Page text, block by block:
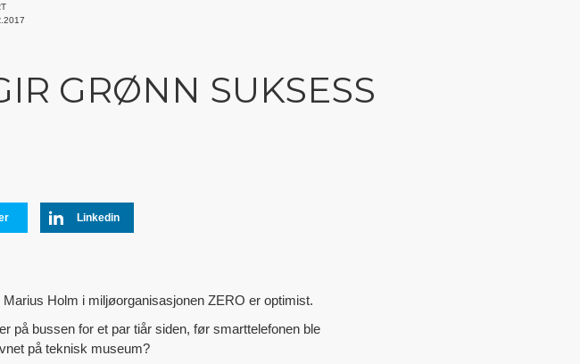
GRØNN SUKSESS
Linkedin
Holm i miljøorganisasjonen ZERO er optimist.
på bussen for et par tiår siden, før smarttelefonen ble
på teknisk museum?